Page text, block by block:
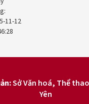
11-12
Sở Văn hoá, Thể
Yên